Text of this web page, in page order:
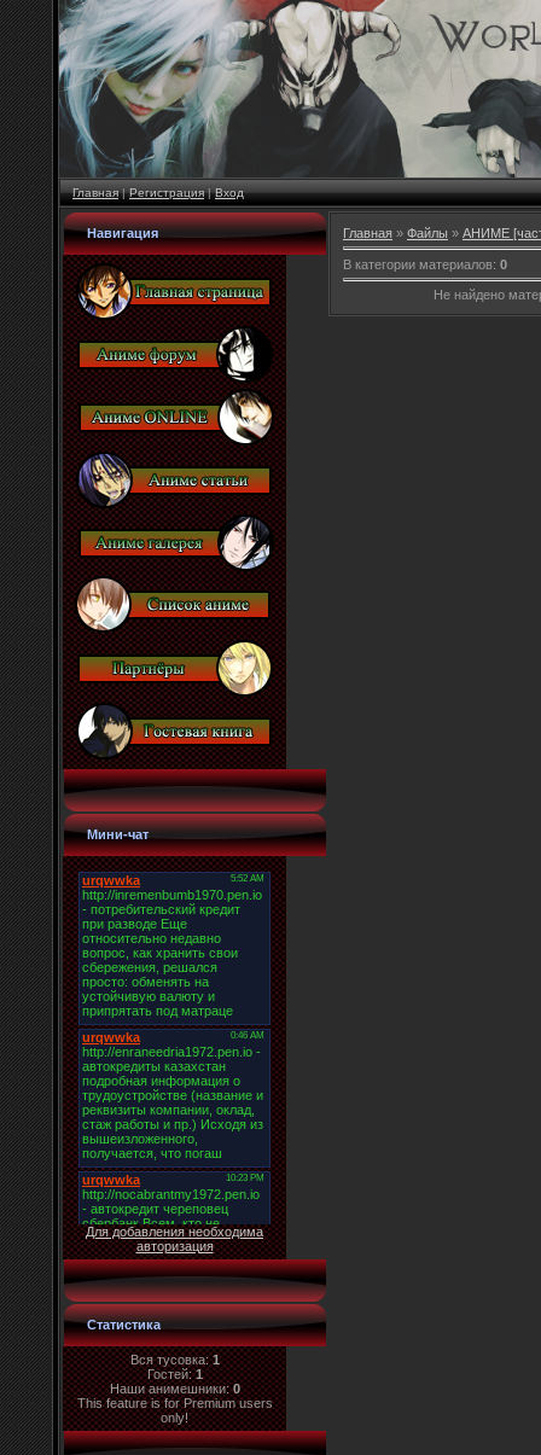
Главная|Регистрация|Вход
Навигация
Мини-чат
Для добавления необходима
авторизация
Статистика
Вся тусовка:1
Гостей:1
Наши анимешники:0
This feature is for Premium users
only!
Главная » Файлы » АНИМЕ
В категории материалов: 0
Не найдено